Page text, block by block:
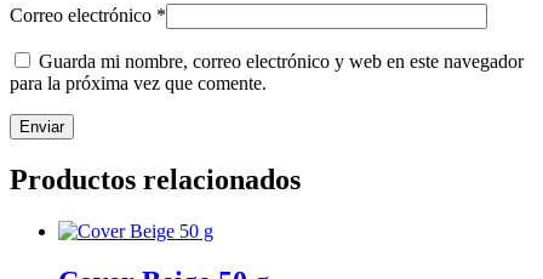
Correo electrónico *
Guarda mi nombre, correo electrónico y web en este navegador
para la próxima vez que comente.
Productos relacionados